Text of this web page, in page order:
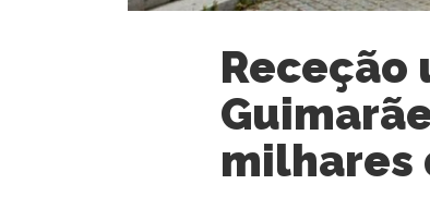
Receção
milhares